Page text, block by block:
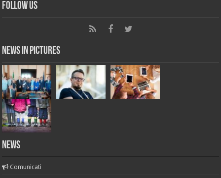
Follow Us
News in Pictures
NEWS
Comunicati